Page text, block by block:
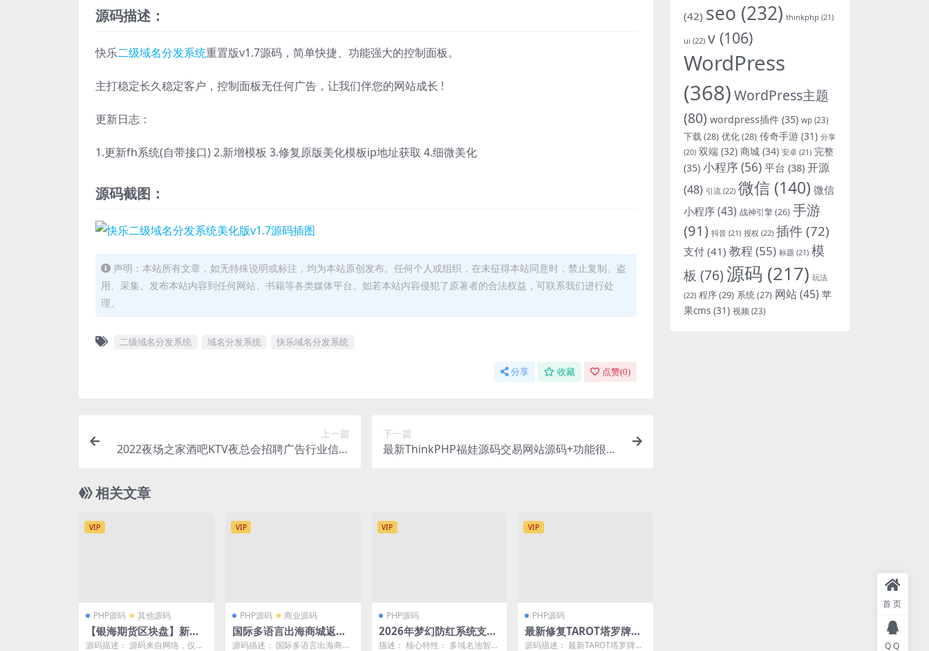
源码描述：
快乐二级域名分发系统重置版v1.7源码，简单快捷、功能强大的控制面板。
主打稳定长久稳定客户，控制面板无任何广告，让我们伴您的网站成长 !
更新日志：
1.更新fh系统(自带接口) 2.新增模板 3.修复原版美化模板ip地址获取 4.细微美化
源码截图：
声明：本站所有文章，如无特殊说明或标注，均为本站原创发布。任何个人或组织，在未征得本站同意时，禁止复制、盗
用、采集、发布本站内容到任何网站、书籍等各类媒体平台。如若本站内容侵犯了原著者的合法权益，可联系我们进行处
理。
二级域名分发系统 域名分发系统 快乐域名分发系统
分享 收藏 点赞(0)
上一篇
2022夜场之家酒吧KTV夜总会招聘广告行业信息
下一篇
最新ThinkPHP福娃源码交易网站源码+功能很强
相关文章
VIP
PHP源码 其他源码
【银海期货区块盘】新版P
HP虚拟实体交易盘原油木
源码描述： 源码来自网络，仅供
VIP
PHP源码 商业源码
国际多语言出海商城返佣
产品自动匹配订单源码
源码描述： 国际多语言出海商城
VIP
PHP源码
2026年梦幻防红系统支持
抖音圆码带用户中心支付
描述： 核心特性： 多域名池智能
VIP
PHP源码
最新修复TAROT塔罗牌修
复版源码+占卜+爱情+预
源码描述： 最新TAROT塔罗牌占
(42) seo (232) thinkphp (21)
ui (22) v (106)
WordPress
(368)WordPress主题
(80) wordpress插件 (35) wp (23)
下载(28) 优化(28) 传奇手游 (31) 分享
(20) 双端 (32) 商城 (34) 安卓 (21) 完整
(35) 小程序(56) 平台 (38) 开源
(48) 引流 (22) 微信 (140) 微信
小程序(43) 战神引擎(26) 手游
(91) 抖音 (21) 授权 (22) 插件 (72)
支付 (41) 教程 (55) 标题 (21) 模
板 (76)源码 (217) 玩法
(22) 程序(29) 系统(27) 网站(45) 苹
果cms (31) 视频 (23)
首页
QQ